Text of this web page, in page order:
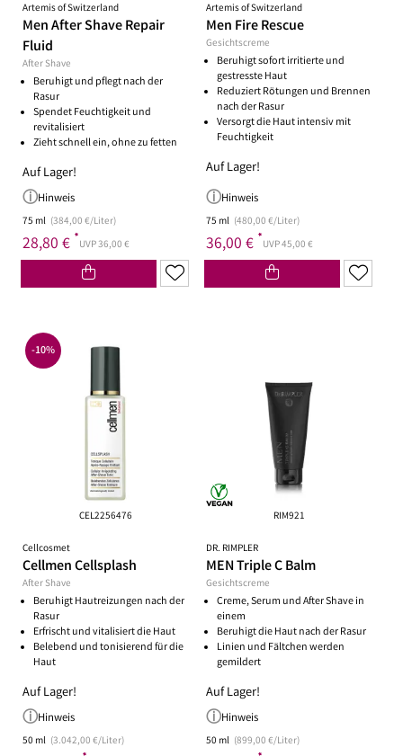
Artemis of Switzerland
Men After Shave Repair
Fluid
After Shave
Beruhigt und pflegt nach der
Rasur
Spendet Feuchtigkeit und
revitalisiert
Zieht schnell ein, ohne zu fetten
Auf Lager!
Hinweis
75 ml (384,00 €/Liter)
28,80 € *UVP 36,00 €
Artemis of Switzerland
Men Fire Rescue
Gesichtscreme
Beruhigt sofort irritierte und
gestresste Haut
Reduziert Rötungen und Brennen
nach der Rasur
Versorgt die Haut intensiv mit
Feuchtigkeit
Auf Lager!
Hinweis
75 ml (480,00 €/Liter)
36,00 € *UVP 45,00 €
CEL2256476
Cellcosmet
Cellmen Cellsplash
After Shave
Beruhigt Hautreizungen nach der
Rasur
Erfrischt und vitalisiert die Haut
Belebend und tonisierend für die
Haut
Auf Lager!
Hinweis
50 ml (3.042,00 €/Liter)
-10%
RIM921
DR. RIMPLER
MEN Triple C Balm
Gesichtscreme
Creme, Serum und After Shave in
einem
Beruhigt die Haut nach der Rasur
Linien und Fältchen werden
gemildert
Auf Lager!
Hinweis
50 ml (899,00 €/Liter)